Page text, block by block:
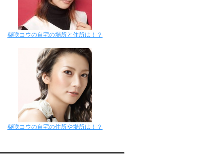
柴咲コウの自宅の場所と住所は！？
柴咲コウの自宅の住所や場所は！？